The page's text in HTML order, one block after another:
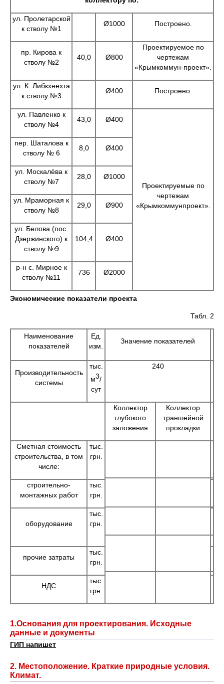
ул. Пролетарской
к стволу №1
Ø1000 Построено.
пр. Кирова к
стволу №2
40,0 Ø800
Проектируемое по
чертежам
«Крымкоммун-проект».
ул. К. Либкхнехта
к стволу №3
Ø400 Построено.
ул. Павленко к
стволу №4
43,0 Ø400
Проектируемые по
чертежам
«Крымкоммунпроект».
пер. Шаталова к
стволу № 6
8,0 Ø400
ул. Москалёва к
стволу №7
28,0 Ø1000
ул. Мраморная к
стволу №8
29,0 Ø900
ул. Белова (пос.
Дзержинского) к
стволу №9
104,4 Ø400
р-н с. Мирное к
стволу №11
736 Ø2000
Экономические показатели проекта
Табл. 2
Наименование
показателей
Ед.
изм.
Значение показателей
Производительность
системы
тыс.
м3/
сут
240
Коллектор
глубокого
заложения
Коллектор
траншейной
прокладки
Сметная стоимость
строительства, в том
числе:
тыс.
грн.
строительно-
монтажных работ
тыс.
грн.
оборудование
тыс.
грн.
прочие затраты
тыс.
грн.
НДС
тыс.
грн.
1.Основания для проектирования. Исходные
данные и документы
ГИП напишет
2. Местоположение. Краткие природные условия.
Климат.